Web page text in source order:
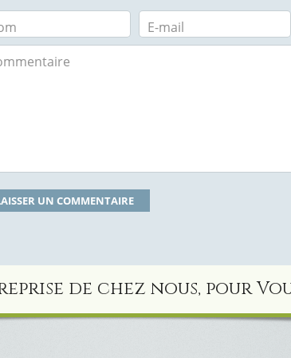
E-mail
de chez nous, pour